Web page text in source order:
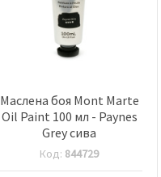
Маслена боя Mont Marte
Oil Paint 100 мл - Paynes
Grey сива
Код: 844729